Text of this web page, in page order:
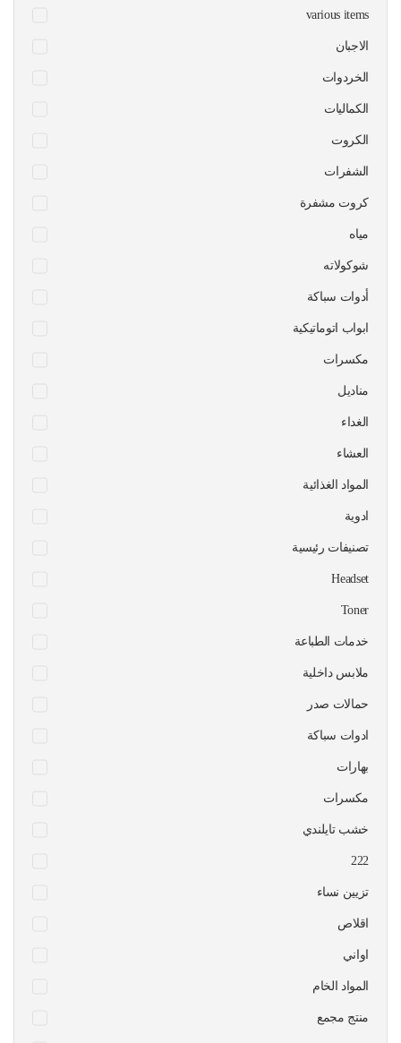
various items
الاجبان
الخردوات
الكماليات
الكروت
الشفرات
كروت مشفرة
مياه
شوكولاته
أدوات سباكة
ابواب اتوماتيكية
مكسرات
مناديل
الغداء
العشاء
المواد الغذائية
ادوية
تصنيفات رئيسية
Headset
Toner
خدمات الطباعة
ملابس داخلية
حمالات صدر
ادوات سباكة
بهارات
مكسرات
خشب تايلندي
222
تزيين نساء
اقلاص
اواني
المواد الخام
منتج مجمع